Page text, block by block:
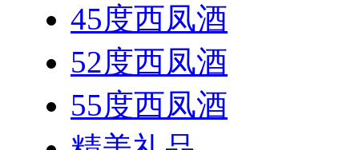
45度西凤酒
52度西凤酒
55度西凤酒